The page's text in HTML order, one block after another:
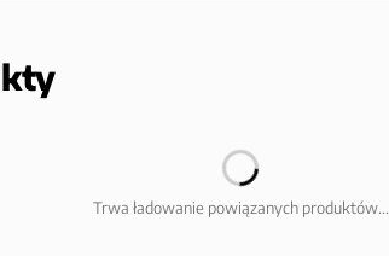
Trwa ładowanie powiązanych produktów...